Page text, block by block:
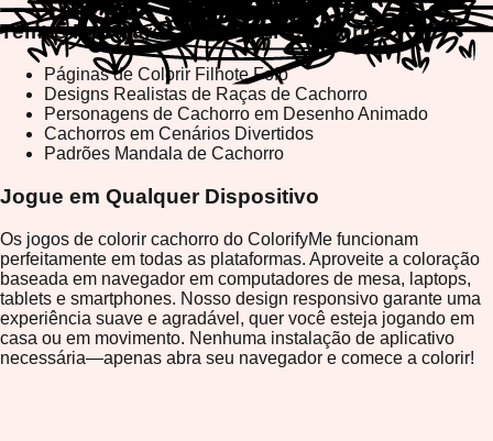
Temas Populares de Colorir Cachorro
Páginas de Colorir Filhote Fofo
Designs Realistas de Raças de Cachorro
Personagens de Cachorro em Desenho Animado
Cachorros em Cenários Divertidos
Padrões Mandala de Cachorro
Jogue em Qualquer Dispositivo
Os jogos de colorir cachorro do ColorifyMe funcionam
perfeitamente em todas as plataformas. Aproveite a coloração
baseada em navegador em computadores de mesa, laptops,
tablets e smartphones. Nosso design responsivo garante uma
experiência suave e agradável, quer você esteja jogando em
casa ou em movimento. Nenhuma instalação de aplicativo
necessária—apenas abra seu navegador e comece a colorir!